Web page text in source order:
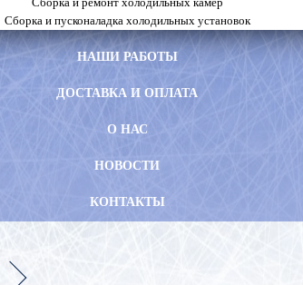
Сборка и пусконаладка холодильных установок
НАШИ РАБОТЫ
ДОСТАВКА И ОПЛАТА
О НАС
НОВОСТИ
КОНТАКТЫ